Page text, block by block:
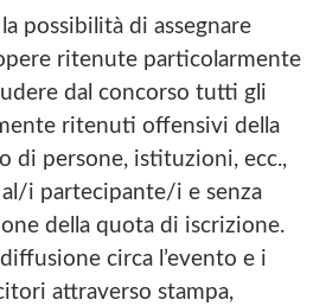
possibilità di assegnare
ritenute particolarmente
dal concorso tutti gli
ritenuti offensivi della
di persone, istituzioni, ecc.,
al/i partecipante/i e senza
della quota di iscrizione.
circa l’evento e i
attraverso stampa,